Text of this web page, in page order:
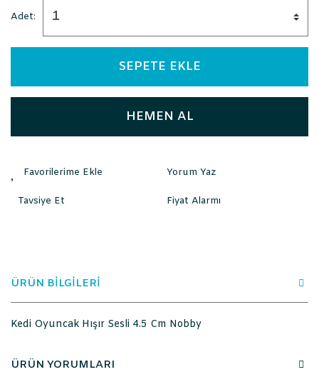
Adet:
SEPETE EKLE
HEMEN AL
Yorum Yaz
Tavsiye Et Fiyat Alarmı
ÜRÜN BİLGİLERİ
Kedi Oyuncak Hışır Sesli 4.5 Cm Nobby
ÜRÜN YORUMLARI